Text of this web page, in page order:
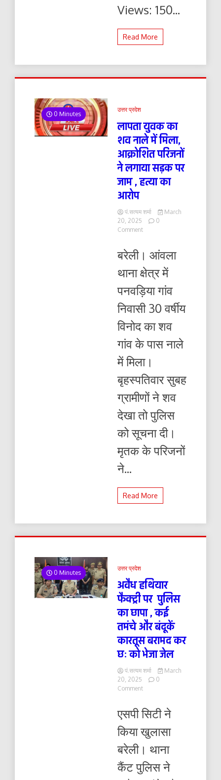
Views: 150...
Read More
0 Minutes
उत्तर प्रदेश
लापता युवक का
शव नाले में मिला,
आक्रोशित परिजनों
ने लगाया सड़क पर
जाम , हत्या का
आरोप
पं.सत्यम शर्मा
March
20, 2025
0
Commenton
शव
नाले
मिला,
परिजनों
लगाया
पर
का
आरोप
बरेली। आंवला
थाना क्षेत्र में
पनवड़िया गांव
निवासी 30 वर्षीय
विनोद का शव
गांव के पास नाले
में मिला।
बृहस्पतिवार सुबह
ग्रामीणों ने शव
देखा तो पुलिस
को सूचना दी।
मृतक के परिजनों
ने...
Read More
0 Minutes
उत्तर प्रदेश
अवैध हथियार
फैक्ट्री पर पुलिस
का छापा , कई
तमंचे और बंदूकें
कारतूस बरामद कर
छः को भेजा जेल
पं.सत्यम शर्मा
March
20, 2025
0
Commenton
फैक्ट्री
पुलिस
का
छापा
कई
एसपी सिटी ने
किया खुलासा
बरेली। थाना
कैंट पुलिस ने